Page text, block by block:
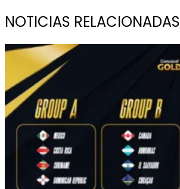
NOTICIAS RELACIONADAS